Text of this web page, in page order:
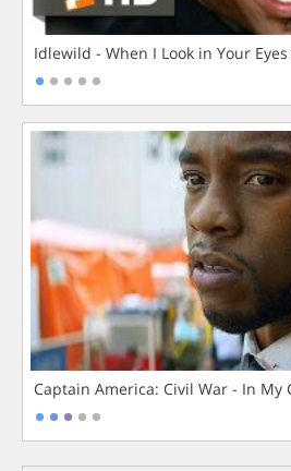
Idlewild - When I Look in Your Eyes
Captain America: Civil War - In My